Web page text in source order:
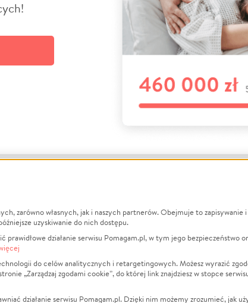
O nas
Opinie
Raporty
Za darmo
Zbieraj na
Leczenie
Zwierzęta
Pożar
zarówno własnych, jak i naszych partnerów. Obejmuje to
uzyskiwanie do nich dostępu.
działanie serwisu Pomagam.pl, w tym jego bezpieczeństwo
do celów analitycznych i retargetingowych. Możesz wyrazić
„Zarządzaj zgodami cookie”, do której link znajdziesz w stopce
działanie serwisu Pomagam.pl. Dzięki nim możemy zrozumieć, jak